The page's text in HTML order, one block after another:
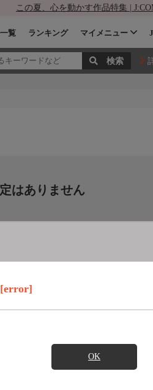
この夏、心を動かす作品特集 |
覧 ランキング マイメニュー
OK
はありません